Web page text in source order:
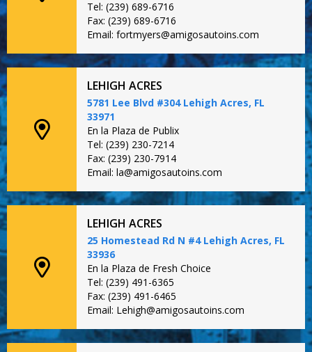
Tel: (239) 689-6716
Fax: (239) 689-6716
Email: fortmyers@amigosautoins.com
LEHIGH ACRES
5781 Lee Blvd #304 Lehigh Acres, FL
33971
En la Plaza de Publix
Tel: (239) 230-7214
Fax: (239) 230-7914
Email: la@amigosautoins.com
LEHIGH ACRES
25 Homestead Rd N #4 Lehigh Acres, FL
33936
En la Plaza de Fresh Choice
Tel: (239) 491-6365
Fax: (239) 491-6465
Email: Lehigh@amigosautoins.com